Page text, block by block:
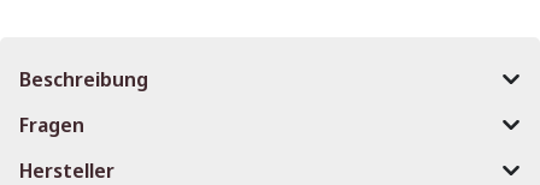
Beschreibung
Fragen
Hersteller